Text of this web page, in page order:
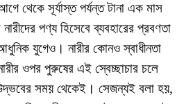
থেকে সূর্যাস্ত পর্যন্ত টানা এক মাস
পণ্য হিসেবে ব্যবহারের প্রবণতা
যুগেও। নারীর কোনও স্বাধীনতা
ওপর পুরুষের এই স্বেচ্ছাচার চলে
সময় থেকেই। সেজন্যই বলা হয়,